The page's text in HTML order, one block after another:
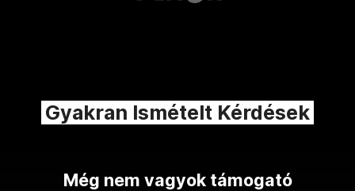
Gyakran Ismételt Kérdések
Még nem vagyok támogató